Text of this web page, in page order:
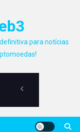
para notícias